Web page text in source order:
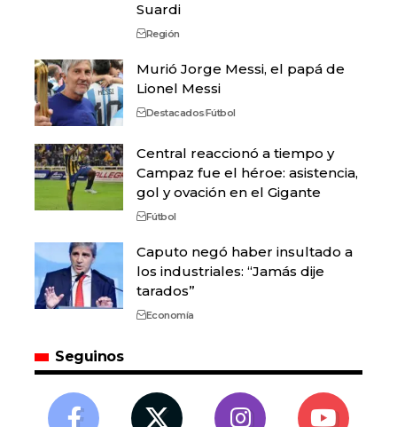
Suardi
Región
Murió Jorge Messi, el papá de
Lionel Messi
DestacadosFútbol
Central reaccionó a tiempo y
Campaz fue el héroe: asistencia,
gol y ovación en el Gigante
Fútbol
Caputo negó haber insultado a
los industriales: “Jamás dije
tarados”
Economía
Seguinos